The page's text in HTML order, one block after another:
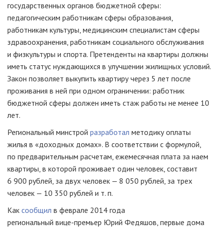
государственных органов бюджетной сферы:
педагогическим работникам сферы образования,
работникам культуры, медицинским специалистам сферы
здравоохранения, работникам социального обслуживания
и физкультуры и спорта. Претенденты на квартиры должны
иметь статус нуждающихся в улучшении жилищных условий.
Закон позволяет выкупить квартиру через 5 лет после
проживания в ней при одном ограничении: работник
бюджетной сферы должен иметь стаж работы не менее 10
лет.
Региональный минстрой разработал методику оплаты
жилья в «доходных домах». В соответствии с формулой,
по предварительным расчетам, ежемесячная плата за наем
квартиры, в которой проживает один человек, составит
6 900 рублей, за двух человек — 8 050 рублей, за трех
человек — 10 350 рублей и т. п.
Как сообщил в феврале 2014 года
региональный вице-премьер Юрий Федяшов, первые дома